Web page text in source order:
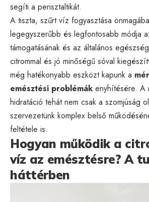
segíti a perisztaltikát.
A tiszta, szűrt víz fogyasztása
legegyszerűbb és legfontosabb módja
támogatásának és az általános
citrommal és jó minőségű sóval
még hatékonyabb eszközt kapunk a
emésztési problémák enyhítésére. A
hidratáció tehát nem csak a szomjúság
szervezetünk komplex belső
feltétele is.
Hogyan működik a
víz az emésztésre? A
háttérben